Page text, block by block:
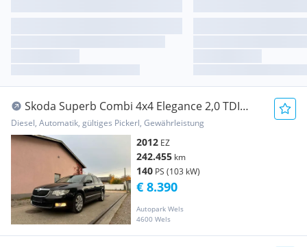
Skoda Superb Combi 4x4 Elegance 2,0 TDI
DSG
Diesel, Automatik, gültiges Pickerl, Gewährleistung
2012 EZ
242.455 km
140 PS (103 kW)
Autopark Wels
4600 Wels
€ 8.390